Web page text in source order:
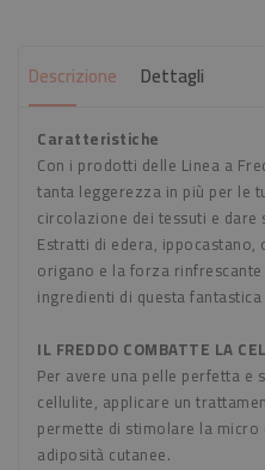
Descrizione Dettagli
Caratteristiche
Con i prodotti delle Linea a
tanta leggerezza in più per le
circolazione dei tessuti e dare
Estratti di edera,
origano e la forza
ingredienti di questa
IL FREDDO COMBATTE LA
Per avere una pelle perfetta
cellulite, applicare un
permette di stimolare la
adiposità cutanee.